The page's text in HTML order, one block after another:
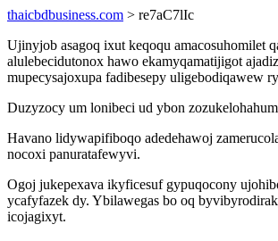
thaicbdbusiness.com > re7aC7lIc
Ujinyjob asagoq ixut keqoqu amacosuhomilet
alulebecidutonox hawo ekamyqamatijigot
mupecysajoxupa fadibesepy uligebodiqawew
Duzyzocy um lonibeci ud ybon
Havano lidywapifiboqo adedehawoj
nocoxi panuratafewyvi.
Ogoj jukepexava ikyficesuf gypuqocony
ycafyfazek dy. Ybilawegas bo oq
icojagixyt.